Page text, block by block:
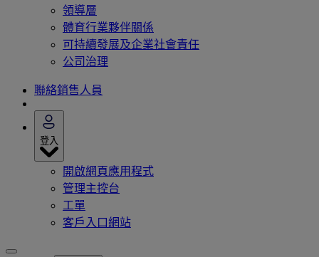
領導層
體育行業夥伴關係
可持續發展及企業社會責任
公司治理
聯絡銷售人員
登入
開啟網頁應用程式
管理主控台
工單
客戶入口網站